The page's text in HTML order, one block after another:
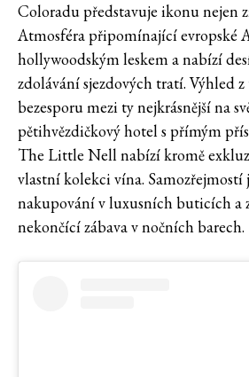
Coloradu představuje ikonu nejen
Atmosféra připomínající evropské
hollywoodským leskem a nabízí
zdolávání sjezdových tratí. Výhled
bezesporu mezi ty nejkrásnější na
pětihvězdičkový hotel s přímým
The Little Nell nabízí kromě
vlastní kolekci vína. Samozřejmostí
nakupování v luxusních buticích a
nekončící zábava v nočních barech.